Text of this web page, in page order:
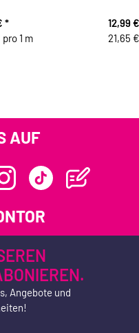
*
pro 1 m
12,99
21,65
AUF
Angebote und